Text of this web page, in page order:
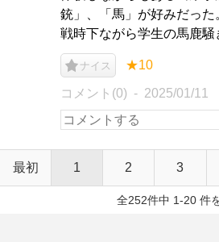
銃」、「馬」が好みだっ
戦時下ながら学生の馬鹿騒
ナイス ★10
コメント(0) 2025/01/11
最初 1 2 3
全252件中 1-20 件